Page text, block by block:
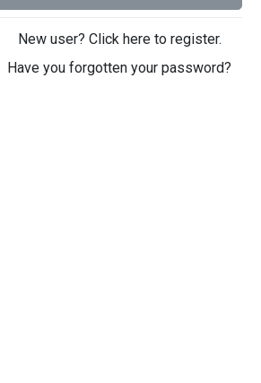
New user? Click here to register.
Have you forgotten your password?